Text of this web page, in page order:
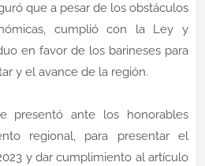
que a pesar de los obstáculos
cumplió con la Ley y
en favor de los barineses para
y el avance de la región.
presentó ante los honorables
regional, para presentar el
y dar cumplimiento al artículo